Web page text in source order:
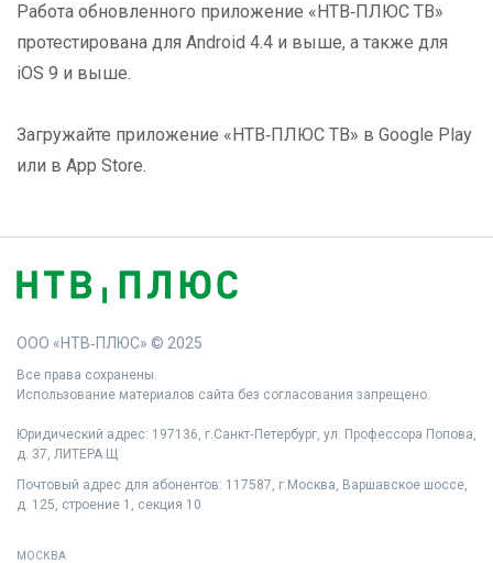
Работа обновленного приложение «НТВ‑ПЛЮС ТВ»
протестирована для Android 4.4 и выше, а также для
iOS 9 и выше.
Загружайте приложение «НТВ‑ПЛЮС ТВ» в Google Play
или в App Store.
ООО «НТВ‑ПЛЮС» © 2025
Все права сохранены.
Использование материалов сайта без согласования запрещено.
Юридический адрес: 197136, г.Санкт‑Петербург, ул. Профессора Попова,
д. 37, ЛИТЕРА Щ
Почтовый адрес для абонентов: 117587, г.Москва, Варшавское шоссе,
д. 125, строение 1, секция 10
МОСКВА